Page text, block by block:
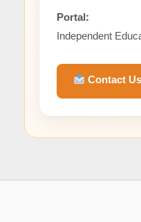
Portal:
Independent
Contact Us